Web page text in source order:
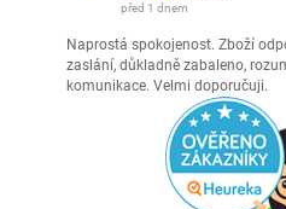
před 1 dnem
Naprostá spokojenost. Zboží
zaslání, důkladně zabaleno,
komunikace. Velmi doporučuji.